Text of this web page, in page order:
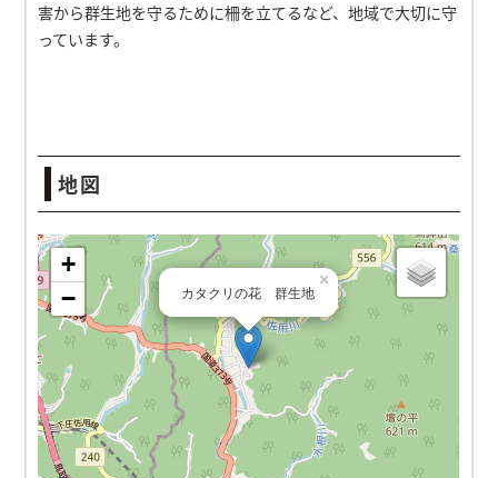
害から群生地を守るために柵を立てるなど、地域で大切に守
っています。
地図
カタクリの花 群生地